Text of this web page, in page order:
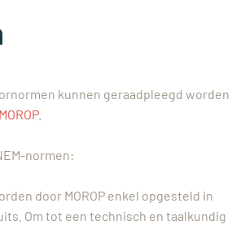
kunnen geraadpleegd worden
MOROP.
normen:
door MOROP enkel opgesteld in
Om tot een technisch en taalkundig